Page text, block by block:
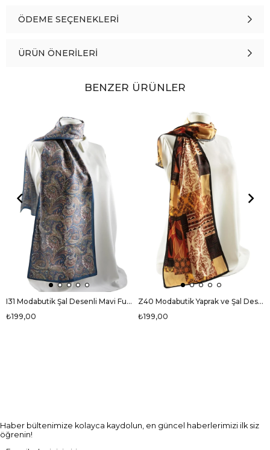
ÖDEME SEÇENEKLERI
ÜRÜN ÖNERILERI
BENZER ÜRÜNLER
I31 Modabutik Şal Desenli Mavi Fular
₺199,00
Z40 Modabutik Yaprak ve Şal Desenli Fular
₺199,00
Haber bültenimize kolayca kaydolun, en güncel haberlerimizi ilk siz
öğrenin!